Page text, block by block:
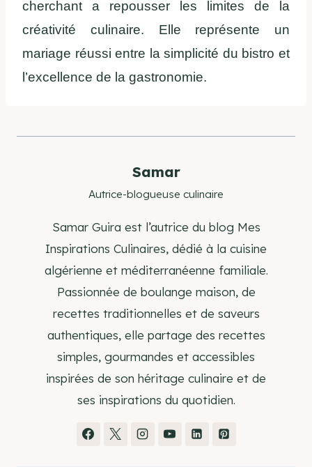
cherchant a repousser les limites de la
créativité culinaire. Elle représente un
mariage réussi entre la simplicité du bistro et
l’excellence de la gastronomie.
Samar
Autrice-blogueuse culinaire
Samar Guira est l’autrice du blog Mes
Inspirations Culinaires, dédié à la cuisine
algérienne et méditerranéenne familiale.
Passionnée de boulange maison, de
recettes traditionnelles et de saveurs
authentiques, elle partage des recettes
simples, gourmandes et accessibles
inspirées de son héritage culinaire et de
ses inspirations du quotidien.